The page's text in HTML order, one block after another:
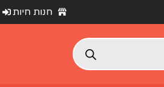
חנות חיות